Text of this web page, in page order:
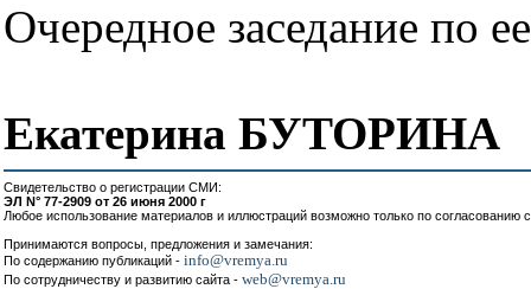
Очередное заседание по
Екатерина БУТОРИНА
Свидетельство о регистрации СМИ:
ЭЛ N° 77-2909 от 26 июня 2000 г
Любое использование материалов и иллюстраций возможно только по согласованию
Принимаются вопросы, предложения и замечания:
По содержанию публикаций - info@vremya.ru
По сотрудничеству и развитию сайта - web@vremya.ru